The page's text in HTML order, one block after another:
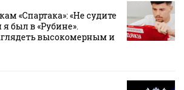
«Спартака»: «Не судите
был в «Рубине».
высокомерным и